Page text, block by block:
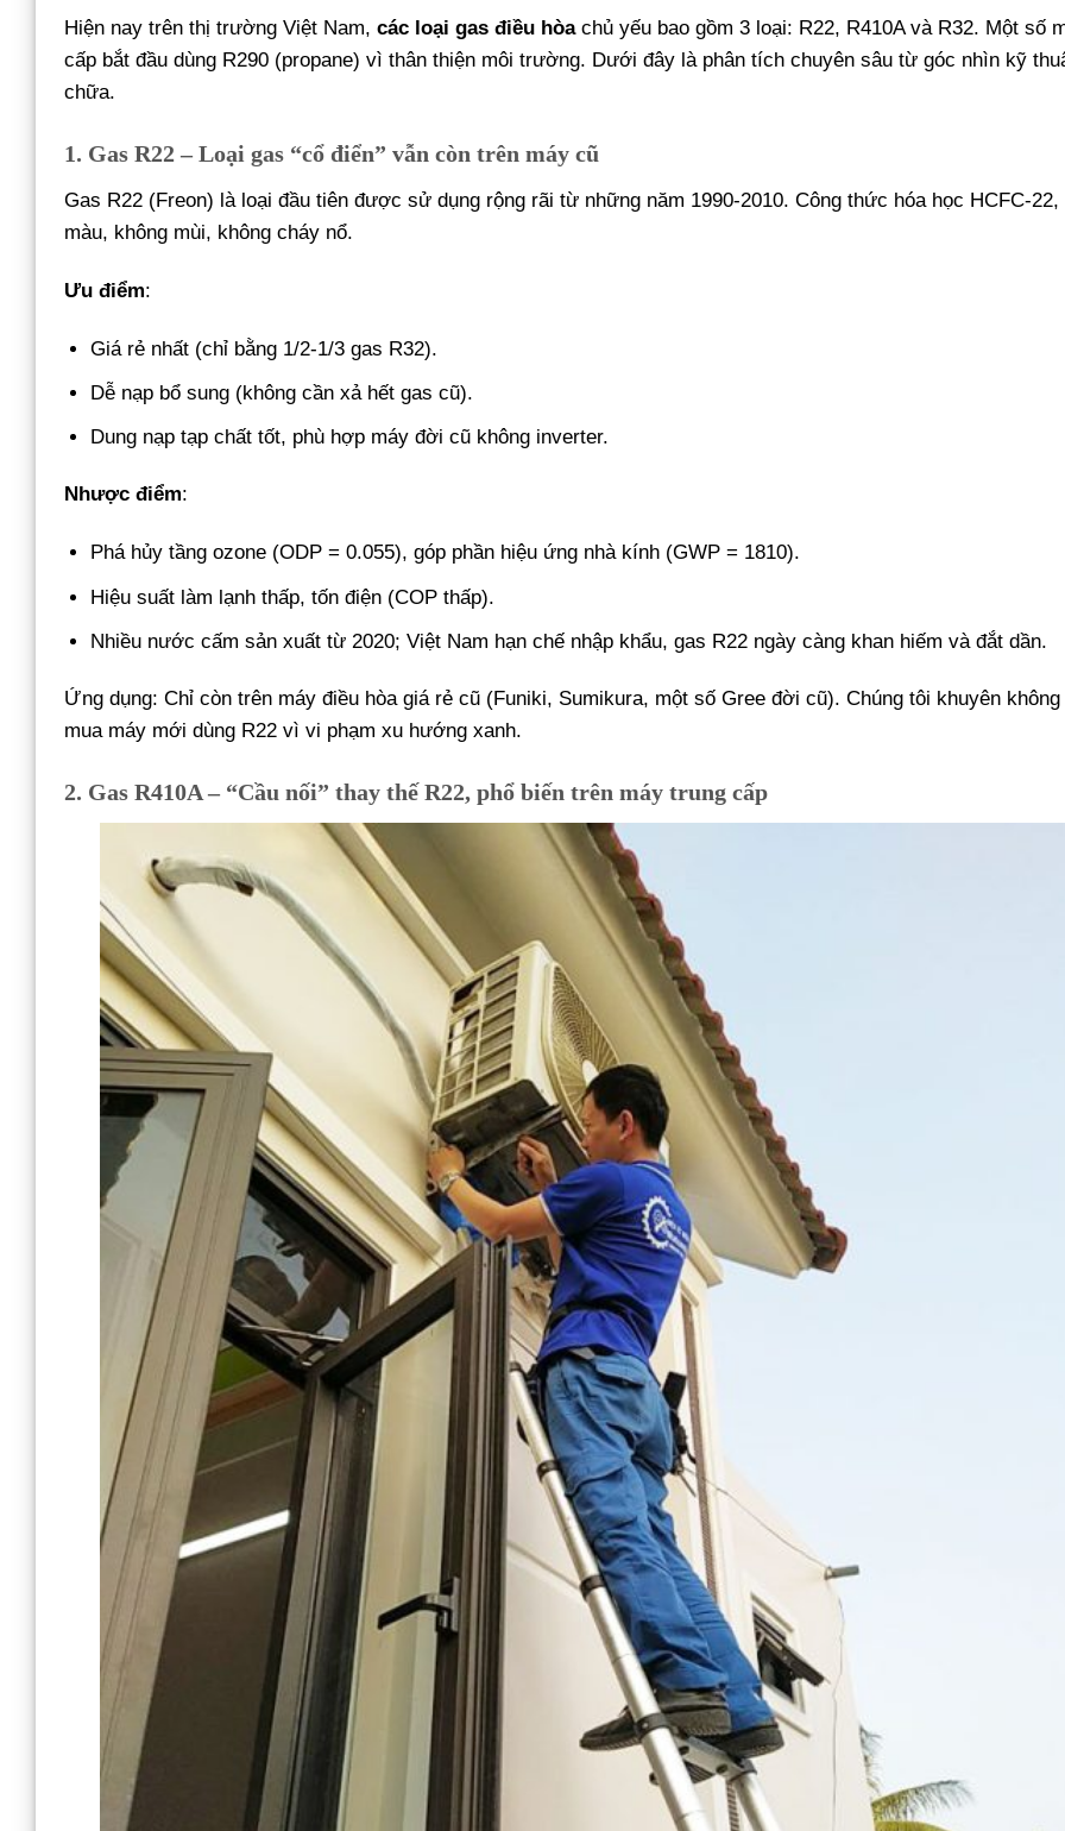
Hiện nay trên thị trường Việt Nam, các loại gas điều hòachủ yếu bao gồm 3 loại: R22, R410A và R32. Một số
cấp bắt đầu dùng R290 (propane) vì thân thiện môi trường. Dưới đây là phân tích chuyên sâu từ góc nhìn kỹ
chữa.
1. Gas R22 – Loại gas “cổ điển” vẫn còn trên máy cũ
Gas R22 (Freon) là loại đầu tiên được sử dụng rộng rãi từ những năm 1990-2010. Công thức hóa học HCFC-22,
màu, không mùi, không cháy nổ.
Ưu điểm:
Giá rẻ nhất (chỉ bằng 1/2-1/3 gas R32).
Dễ nạp bổ sung (không cần xả hết gas cũ).
Dung nạp tạp chất tốt, phù hợp máy đời cũ không inverter.
Nhược điểm:
Phá hủy tầng ozone (ODP = 0.055), góp phần hiệu ứng nhà kính (GWP = 1810).
Hiệu suất làm lạnh thấp, tốn điện (COP thấp).
Nhiều nước cấm sản xuất từ 2020; Việt Nam hạn chế nhập khẩu, gas R22 ngày càng khan hiếm và đắt dần.
Ứng dụng: Chỉ còn trên máy điều hòa giá rẻ cũ (Funiki, Sumikura, một số Gree đời cũ). Chúng tôi khuyên không
mua máy mới dùng R22 vì vi phạm xu hướng xanh.
2. Gas R410A – “Cầu nối” thay thế R22, phổ biến trên máy trung cấp